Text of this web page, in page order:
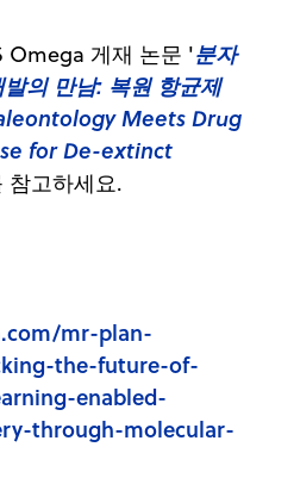
Omega 게재 논문 '분자
의 만남: 복원 항균제
Meets Drug
for De-extinct
참고하세요.
mr-plan-
the-future-of-
enabled-
through-molecular-